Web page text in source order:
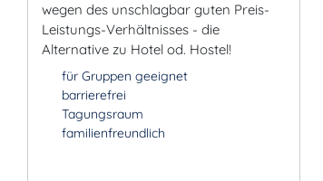
wegen des unschlagbar guten Preis-
Leistungs-Verhältnisses - die
Alternative zu Hotel od. Hostel!
für Gruppen geeignet
barrierefrei
Tagungsraum
familienfreundlich